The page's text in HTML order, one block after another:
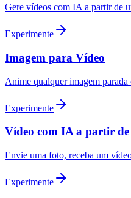
Gere vídeos com IA a partir de
Experimente
Imagem para Vídeo
Anime qualquer imagem
Experimente
Vídeo com IA a partir
Envie uma foto, receba um
Experimente